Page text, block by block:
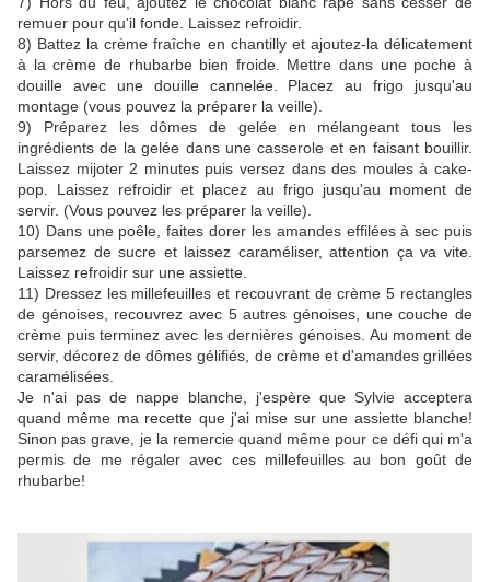
remuer pour qu'il fonde. Laissez refroidir.
8) Battez la crème fraîche en chantilly et ajoutez-la délicatement
à la crème de rhubarbe bien froide. Mettre dans une poche à
douille avec une douille cannelée. Placez au frigo jusqu'au
montage (vous pouvez la préparer la veille).
9) Préparez les dômes de gelée en mélangeant tous les
ingrédients de la gelée dans une casserole et en faisant bouillir.
Laissez mijoter 2 minutes puis versez dans des moules à cake-
pop. Laissez refroidir et placez au frigo jusqu'au moment de
servir. (Vous pouvez les préparer la veille).
10) Dans une poêle, faites dorer les amandes effilées à sec puis
parsemez de sucre et laissez caraméliser, attention ça va vite.
Laissez refroidir sur une assiette.
11) Dressez les millefeuilles et recouvrant de crème 5 rectangles
de génoises, recouvrez avec 5 autres génoises, une couche de
crème puis terminez avec les dernières génoises. Au moment de
servir, décorez de dômes gélifiés, de crème et d'amandes grillées
caramélisées.
Je n'ai pas de nappe blanche, j'espère que Sylvie acceptera
quand même ma recette que j'ai mise sur une assiette blanche!
Sinon pas grave, je la remercie quand même pour ce défi qui m'a
permis de me régaler avec ces millefeuilles au bon goût de
rhubarbe!